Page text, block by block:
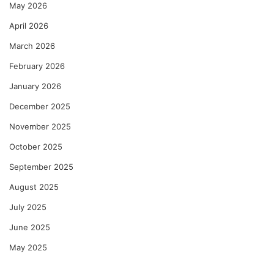
May 2026
April 2026
March 2026
February 2026
January 2026
December 2025
November 2025
October 2025
September 2025
August 2025
July 2025
June 2025
May 2025